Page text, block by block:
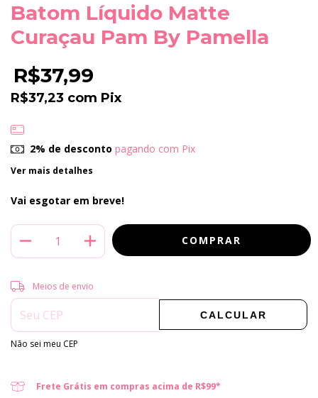
Batom Líquido Matte
Curaçau Pam By Pamella
R$37,99
R$37,23 com Pix
2% de desconto pagando com Pix
Ver mais detalhes
Vai esgotar em breve!
Entregas para o CEP:
Meios de envio
CALCULAR
Não sei meu CEP
Frete Grátis em compras acima de R$99*